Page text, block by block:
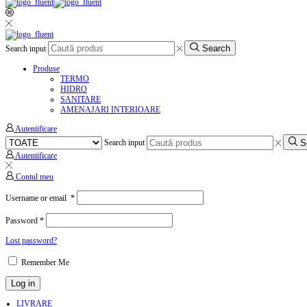
Search input Search
Produse
TERMO
HIDRO
SANITARE
AMENAJARI INTERIOARE
Autentificare
Search input
Autentificare
Contul meu
Username or email *
Password *
Lost password?
Remember Me
Log in
LIVRARE